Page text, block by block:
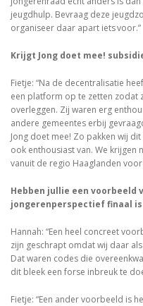
jeugdhulp. Bevraag deze
organiseer daar apart iets voor.”
Krijgt Jong doet mee!
Fietje: “Na de decentralisatie
een platform op te zetten zodat
overleggen. Zij waren erg
andere gemeentes erbij
Jong doet mee! Zo pakken wij
ook enthousiast van. We krijgen
vanuit de regio Haaglanden
Hebben jullie een voorbeeld
jongerenperspectief finaal
Hannah: “Een heel concreet
zijn geschrapt omdat wij daar
Dat waren codes die
dit bleek een forse inbreuk te
Fietje: “Een ander voorbeeld is